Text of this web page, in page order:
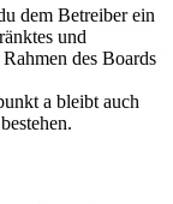
dem Betreiber ein
und
des Boards
a bleibt auch